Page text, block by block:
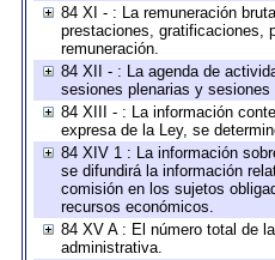
84 XI - : La remuneración
prestaciones, gratificaciones,
remuneración.
84 XII - : La agenda de
sesiones plenarias y
84 XIII - : La información
expresa de la Ley, se
84 XIV 1 : La información
se difundirá la información
comisión en los sujetos
recursos económicos.
84 XV A : El número total de
administrativa.